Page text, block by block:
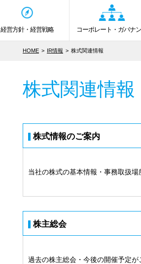
経営方針・経営戦略 コーポレート・ガバナ
HOME IR情報 株式関連情報
株式関連情報
株式情報のご案内
当社の株式の基本情報・事務取扱場
株主総会
過去の株主総会・今後の開催予定が